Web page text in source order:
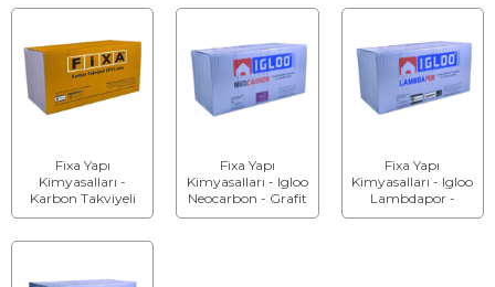
Fixa Yapı
Kimyasalları -
Karbon Takviyeli
Eps Isı Yalıtım
Fixa Yapı
Kimyasalları - Igloo
Neocarbon - Grafit
Reflektör Takviyeli
Fixa Yapı
Kimyasalları - Igloo
Lambdapor -
Grafit Reflektör